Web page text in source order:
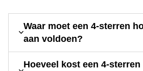
Waar moet een 4-sterren
aan voldoen?
Hoeveel kost een 4-